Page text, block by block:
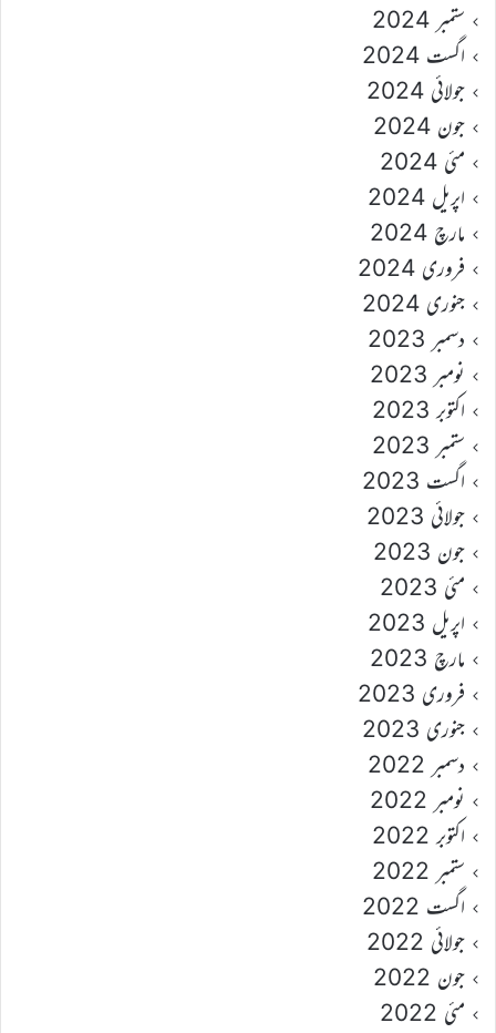
ستمبر 2024
اگست 2024
جولائی 2024
جون 2024
مئی 2024
اپریل 2024
مارچ 2024
فروری 2024
جنوری 2024
دسمبر 2023
نومبر 2023
اکتوبر 2023
ستمبر 2023
اگست 2023
جولائی 2023
جون 2023
مئی 2023
اپریل 2023
مارچ 2023
فروری 2023
جنوری 2023
دسمبر 2022
نومبر 2022
اکتوبر 2022
ستمبر 2022
اگست 2022
جولائی 2022
جون 2022
مئی 2022